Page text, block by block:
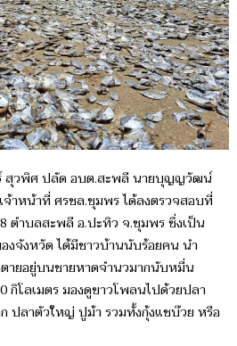
สุวพิศ ปลัด อบต.สะพลี นายบุญญวัฒน์
จ้าหน้าที่ ศรชล.ชุมพร ได้ลงตรวจสอบที่
ตำบลสะพลี อ.ปะทิว จ.ชุมพร ซึ่งเป็น
จังหวัด ได้มีชาวบ้านนับร้อยคน นำ
ายอยู่บนชายหาดจำนวมากนับหมื่น
กิโลเมตร มองดูขาวโพลนไปด้วยปลา
ปลาตัวใหญ่ ปูม้า รวมทั้งกุ้งแชบ๊วย หรือ